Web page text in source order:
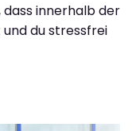
dass innerhalb der
du stressfrei